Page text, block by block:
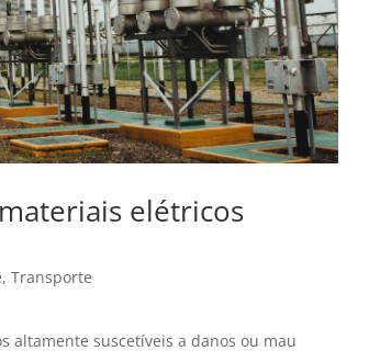
elétricos
,Transporte
altamente suscetíveis a danos ou mau